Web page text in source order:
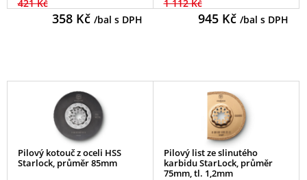
421 Kč
358Kč /bal s DPH
1 112 Kč
945Kč /bal s DPH
Pilový kotouč z oceli HSS
Starlock, průměr 85mm
Pilový list ze slinutého
karbidu StarLock, průměr
75mm, tl. 1,2mm